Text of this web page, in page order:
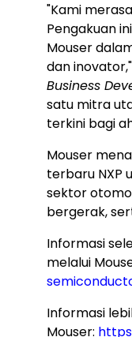
"Kami
Pengakuan
Mouser
dan
Business
satu mitra
terkini bagi
Mouser
terbaru NXP
sektor
bergerak,
Informasi
melalui
Informasi
Mouser: